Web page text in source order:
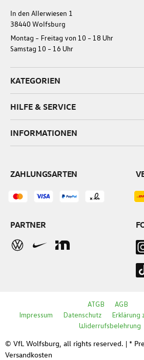
In den Allerwiesen 1
38440 Wolfsburg
Montag – Freitag von 10 – 18 Uhr
Samstag 10 – 16 Uhr
KATEGORIEN
HILFE & SERVICE
INFORMATIONEN
PARTNER
ZAHLUNGSARTEN
© VfL Wolfsburg, all rights reserved. | *
Versandkosten
ATGB
AGB
Impressum
Datenschutz
Widerrufsbelehrung